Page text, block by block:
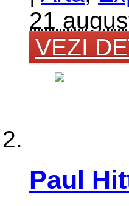
21
VEZI
Paul